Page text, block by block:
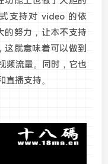
支持对 video 的依
的努力，让本不支持
这就意味着可以做到
频流量。同时，它也
播支持。